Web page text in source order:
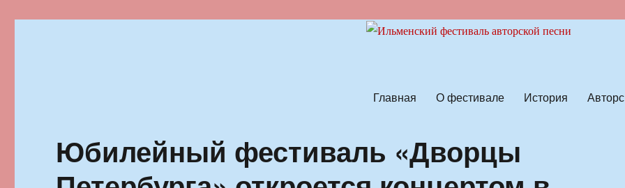
Главная О фестивале История
Юбилейный фестиваль «Дворцы